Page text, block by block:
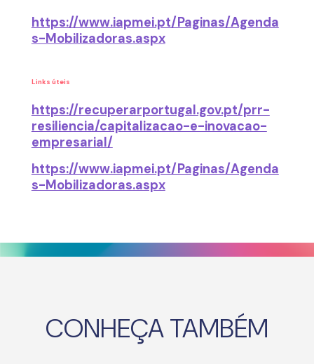
https://www.iapmei.pt/Paginas/Agenda
s-Mobilizadoras.aspx
Links úteis
https://recuperarportugal.gov.pt/prr-
resiliencia/capitalizacao-e-inovacao-
empresarial/
https://www.iapmei.pt/Paginas/Agenda
s-Mobilizadoras.aspx
CONHEÇA TAMBÉM